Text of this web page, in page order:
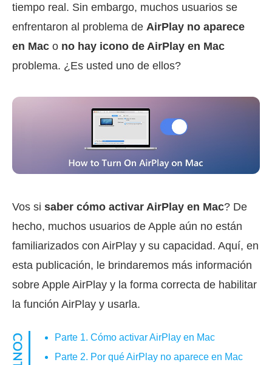
tiempo real. Sin embargo, muchos usuarios se
enfrentaron al problema de AirPlay no aparece
en Mac o no hay icono de AirPlay en Mac
problema. ¿Es usted uno de ellos?
Vos si saber cómo activar AirPlay en Mac? De
hecho, muchos usuarios de Apple aún no están
familiarizados con AirPlay y su capacidad. Aquí, en
esta publicación, le brindaremos más información
sobre Apple AirPlay y la forma correcta de habilitar
la función AirPlay y usarla.
Parte 1. Cómo activar AirPlay en Mac
Parte 2. Por qué AirPlay no aparece en Mac